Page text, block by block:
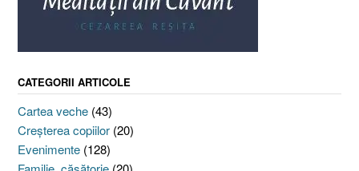
CATEGORII ARTICOLE
Cartea veche (43)
Creşterea copiilor (20)
Evenimente (128)